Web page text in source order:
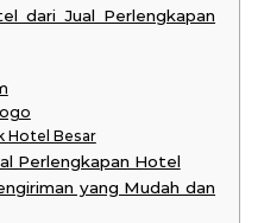
dari Jual Perlengkapan
Hotel Besar
Perlengkapan Hotel
yang Mudah dan